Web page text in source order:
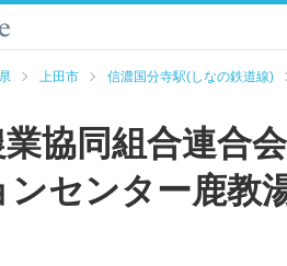
上田市 信濃国分寺駅(しなの鉄道線)
協同組合連合
ンセンター鹿教